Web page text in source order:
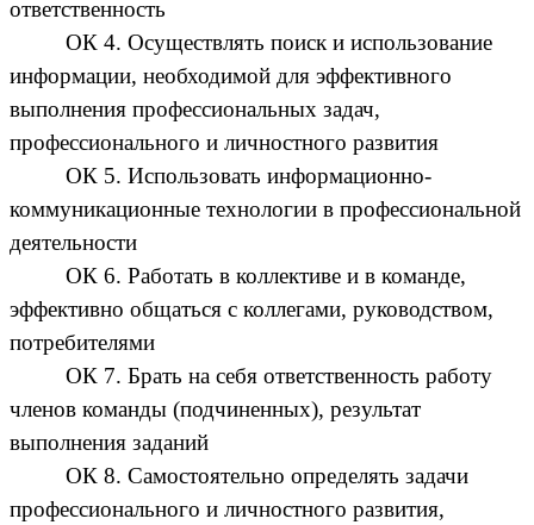
ответственность
ОК 4. Осуществлять поиск и использование
информации, необходимой для эффективного
выполнения профессиональных задач,
профессионального и личностного развития
ОК 5. Использовать информационно-
коммуникационные технологии в профессиональной
деятельности
ОК 6. Работать в коллективе и в команде,
эффективно общаться с коллегами, руководством,
потребителями
ОК 7. Брать на себя ответственность работу
членов команды (подчиненных), результат
выполнения заданий
ОК 8. Самостоятельно определять задачи
профессионального и личностного развития,